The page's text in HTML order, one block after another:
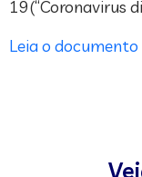
19(“Coronavirus
Leia o